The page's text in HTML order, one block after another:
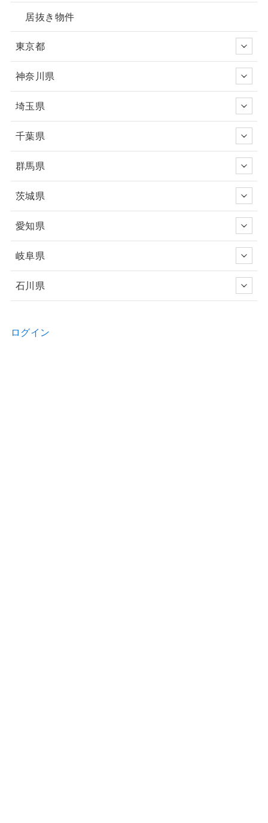
居抜き物件
東京都
神奈川県
埼玉県
千葉県
群馬県
茨城県
愛知県
岐阜県
石川県
ログイン